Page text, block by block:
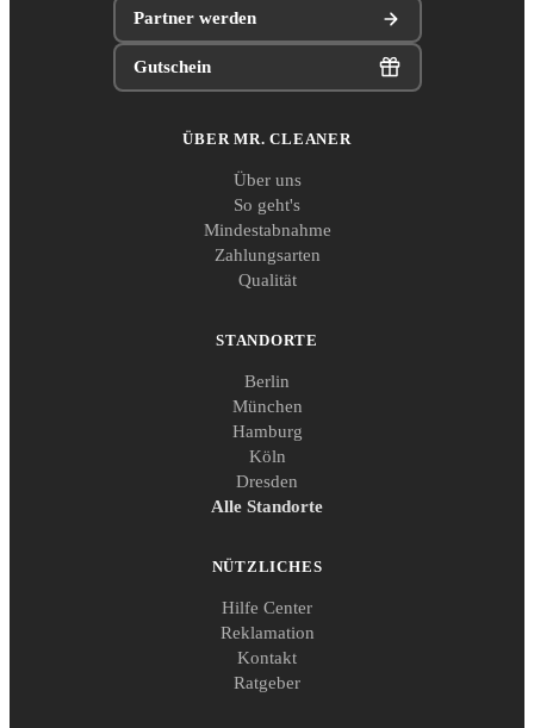
Partner werden
Gutschein
ÜBER MR. CLEANER
Über uns
So geht's
Mindestabnahme
Zahlungsarten
Qualität
STANDORTE
Berlin
München
Hamburg
Köln
Dresden
Alle Standorte
NÜTZLICHES
Hilfe Center
Reklamation
Kontakt
Ratgeber